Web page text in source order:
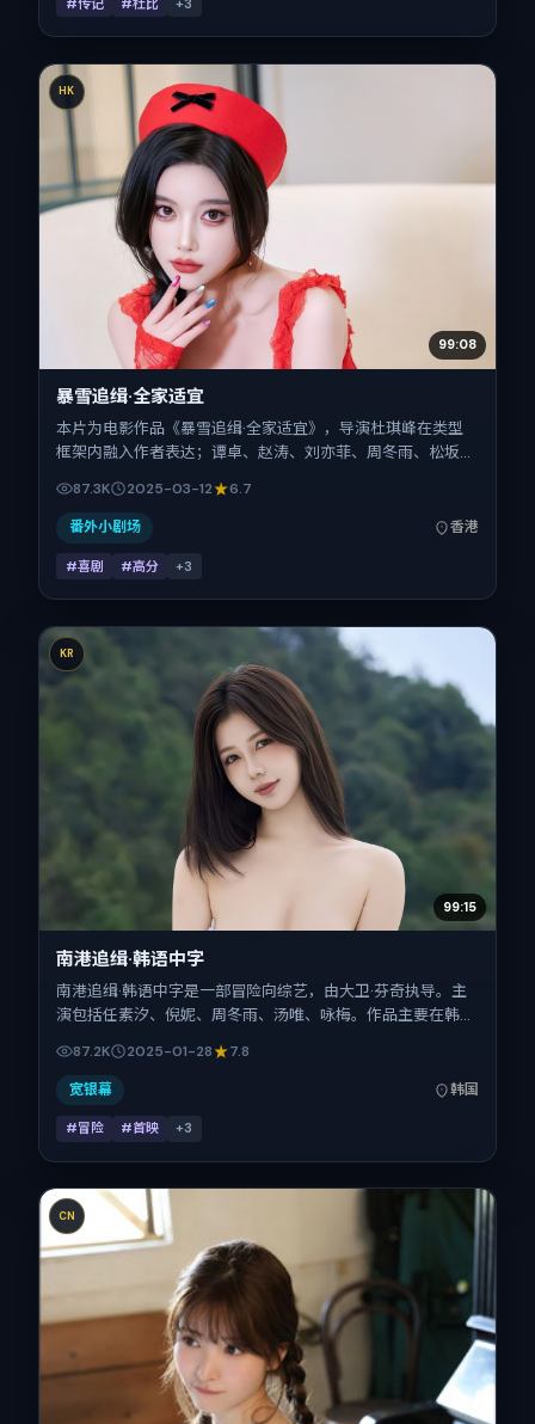
#传记 #杜比 +3
HK
99:08
暴雪追缉·全家适宜
本片为电影作品《暴雪追缉·全家适宜》，导演杜琪峰在类型
框架内融入作者表达；谭卓、赵涛、刘亦菲、周冬雨、松坂桃
地与出品背景为中国香港。上映时间 2025年3月12日（公映
登记日 2025-03-12），全片102分钟，节奏张弛有度。
87.3K 2025-03-12 6.7
番外小剧场 香港
#喜剧 #高分 +3
KR
99:15
南港追缉·韩语中字
南港追缉·韩语中字是一部冒险向综艺，由大卫·芬奇执导。主
演包括任素汐、倪妮、周冬雨、汤唯、咏梅。作品主要在韩国
2025-01-28，正片时长165分钟。
87.2K 2025-01-28 7.8
宽银幕 韩国
#冒险 #首映 +3
CN